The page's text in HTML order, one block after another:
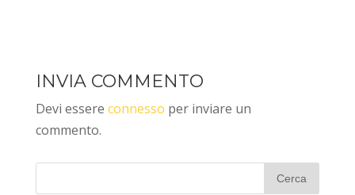
INVIA COMMENTO
Devi essere connesso per inviare un
commento.